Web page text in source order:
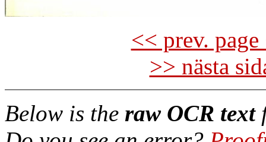
<< prev.
>> nästa
Below is the raw OCR text